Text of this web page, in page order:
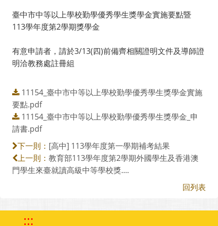
臺中市中等以上學校勤學優秀學生獎學金實施要點暨
113學年度第2學期獎學金
有意申請者，請於3/13(四)前備齊相關證明文件及導師證
明洽教務處註冊組
11154_臺中市中等以上學校勤學優秀學生獎學金實施
要點.pdf
11154_臺中市中等以上學校勤學優秀學生獎學金_申
請書.pdf
下一則： [高中] 113學年度第一學期補考結果
上一則： 教育部113學年度第2學期外國學生及香港澳
門學生來臺就讀高級中等學校獎....
回列表
:::